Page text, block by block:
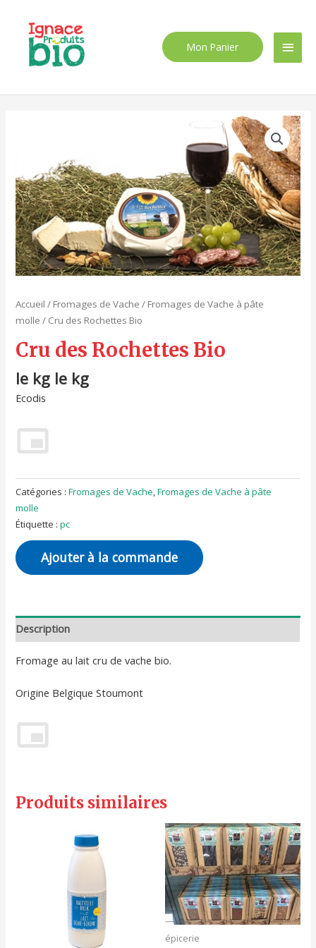
contenu
Mon Panier
Accueil / Fromages de Vache / Fromages de Vache à pâte
molle / Cru des Rochettes Bio
Cru des Rochettes Bio
le kg le kg
Ecodis
Catégories :Fromages de Vache,Fromages de Vache à pâte
molle
Étiquette :pc
Ajouter à la commande
Description
Fromage au lait cru de vache bio.
Origine Belgique Stoumont
Produits similaires
épicerie